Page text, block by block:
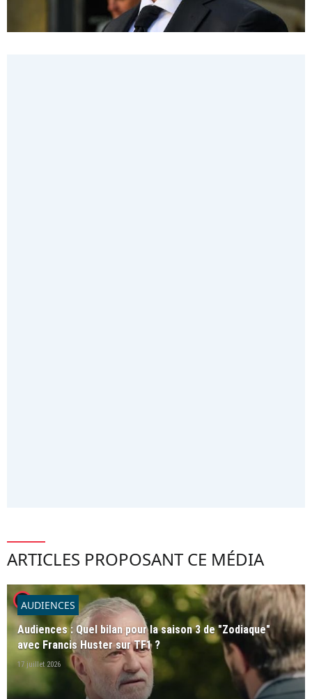
ARTICLES PROPOSANT CE MÉDIA
player2AUDIENCES
Audiences : Quel bilan pour la saison 3 de "Zodiaque"
avec Francis Huster sur TF1 ?
17 juillet 2026